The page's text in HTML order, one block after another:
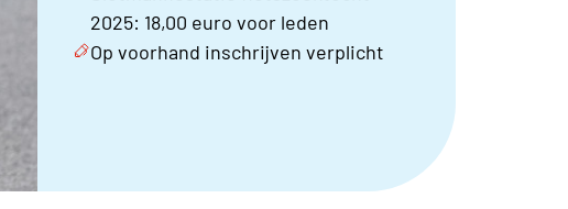
2025: 18,00 euro voor leden
Op voorhand inschrijven verplicht